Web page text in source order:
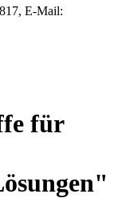
E-Mail:
für